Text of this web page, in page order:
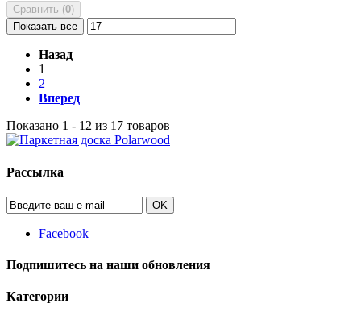
Сравнить (0)
Показать все
Назад
1
2
Вперед
Показано 1 - 12 из 17 товаров
Рассылка
OK
Facebook
Подпишитесь на наши обновления
Категории